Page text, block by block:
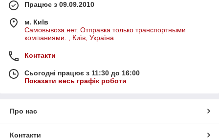
Працює з 09.09.2010
м. Київ
Самовывоза нет. Отправка только транспортными
компаниями. , Київ, Україна
Контакти
Сьогодні працює з 11:30 до 16:00
Показати весь графік роботи
Про нас
Контакти